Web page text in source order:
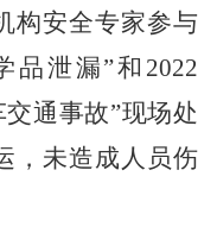
构安全专家参与
品泄漏”和2022
通事故”现场处
，未造成人员伤